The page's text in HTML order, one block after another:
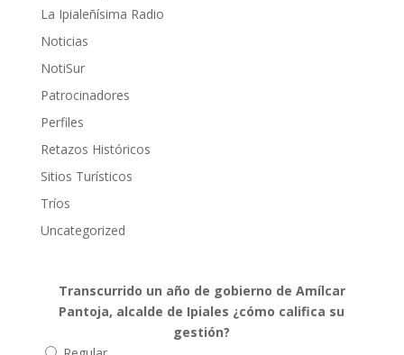
La Ipialeñísima Radio
Noticias
NotiSur
Patrocinadores
Perfiles
Retazos Históricos
Sitios Turísticos
Tríos
Uncategorized
Transcurrido un año de gobierno de Amílcar
Pantoja, alcalde de Ipiales ¿cómo califica su
gestión?